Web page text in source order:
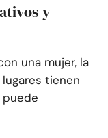
y
una mujer, la
tienen
puede